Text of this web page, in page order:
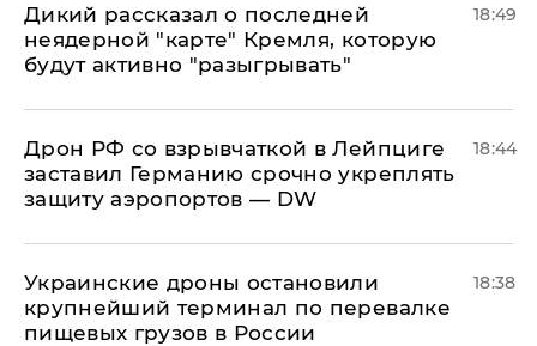
Дикий рассказал о последней
неядерной "карте" Кремля, которую
будут активно "разыгрывать"
18:49
​Дрон РФ со взрывчаткой в Лейпциге
заставил Германию срочно укреплять
защиту аэропортов — DW
18:44
Украинские дроны остановили
крупнейший терминал по перевалке
пищевых грузов в России
18:38